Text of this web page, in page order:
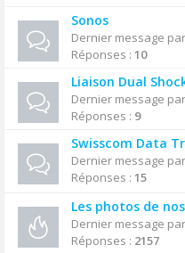
Sonos
Dernier message par
Réponses : 10
Liaison Dual
Dernier message par
Réponses : 9
Swisscom Data
Dernier message par
Réponses : 15
Les photos de
Dernier message par
Réponses : 2157